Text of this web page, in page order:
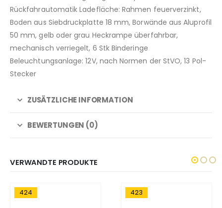
Rückfahrautomatik Ladefläche: Rahmen feuerverzinkt,
Boden aus Siebdruckplatte 18 mm, Borwände aus Aluprofil
50 mm, gelb oder grau Heckrampe überfahrbar,
mechanisch verriegelt, 6 Stk Binderinge
Beleuchtungsanlage: 12V, nach Normen der StVO, 13 Pol-
Stecker
ZUSÄTZLICHE INFORMATION
BEWERTUNGEN (0)
VERWANDTE PRODUKTE
423 422